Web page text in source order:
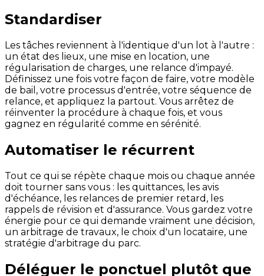
Standardiser
Les tâches reviennent à l'identique d'un lot à l'autre :
un état des lieux, une mise en location, une
régularisation de charges, une relance d'impayé.
Définissez une fois votre façon de faire, votre modèle
de bail, votre processus d'entrée, votre séquence de
relance, et appliquez la partout. Vous arrêtez de
réinventer la procédure à chaque fois, et vous
gagnez en régularité comme en sérénité.
Automatiser le récurrent
Tout ce qui se répète chaque mois ou chaque année
doit tourner sans vous : les quittances, les avis
d'échéance, les relances de premier retard, les
rappels de révision et d'assurance. Vous gardez votre
énergie pour ce qui demande vraiment une décision,
un arbitrage de travaux, le choix d'un locataire, une
stratégie d'arbitrage du parc.
Déléguer le ponctuel plutôt que